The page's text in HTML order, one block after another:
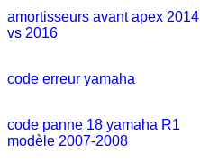
amortisseurs avant apex 2014
vs 2016
code erreur yamaha
code panne 18 yamaha R1
modèle 2007-2008